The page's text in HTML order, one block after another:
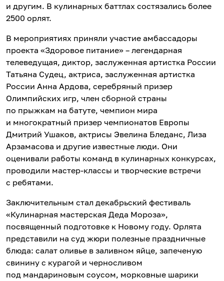
и другим. В кулинарных баттлах состязались более
2500 орлят.
В мероприятиях приняли участие амбассадоры
проекта «Здоровое питание» – легендарная
телеведущая, диктор, заслуженная артистка России
Татьяна Судец, актриса, заслуженная артистка
России Анна Ардова, серебряный призер
Олимпийских игр, член сборной страны
по прыжкам на батуте, чемпион мира
и многократный призер чемпионатов Европы
Дмитрий Ушаков, актрисы Эвелина Бледанс, Лиза
Арзамасова и другие известные люди. Они
оценивали работы команд в кулинарных конкурсах,
проводили мастер-классы и творческие встречи
с ребятами.
Заключительным стал декабрьский фестиваль
«Кулинарная мастерская Деда Мороза»,
посвященный подготовке к Новому году. Орлята
представили на суд жюри полезные праздничные
блюда: cалат оливье в заливном яйце, запеченую
свинину с курагой и черносливом
под мандариновым соусом, морковные шарики